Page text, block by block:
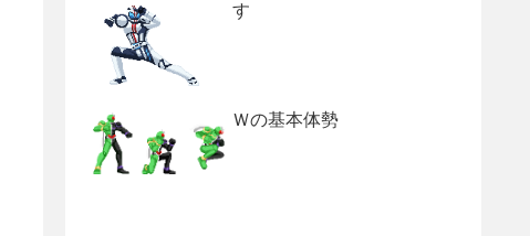
す
Ｗの基本体勢